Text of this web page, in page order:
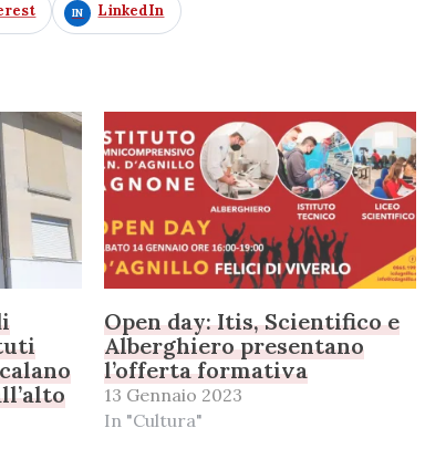
LinkedIn
Open day: Itis, Scientifico e
Alberghiero presentano
l’offerta formativa
13 Gennaio 2023
In "Cultura"